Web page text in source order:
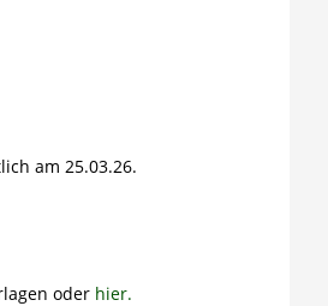
am 25.03.26.
oder hier.